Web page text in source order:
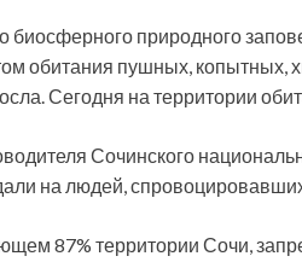
биосферного природного
обитания пушных, копытных,
Сегодня на территории
Сочинского
на людей,
87% территории Сочи,